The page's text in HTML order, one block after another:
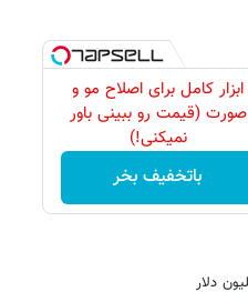
ابزار کامل برای اصلاح مو و
صورت (قیمت رو ببینی باور
نمیکنی!)
باتخفیف بخر